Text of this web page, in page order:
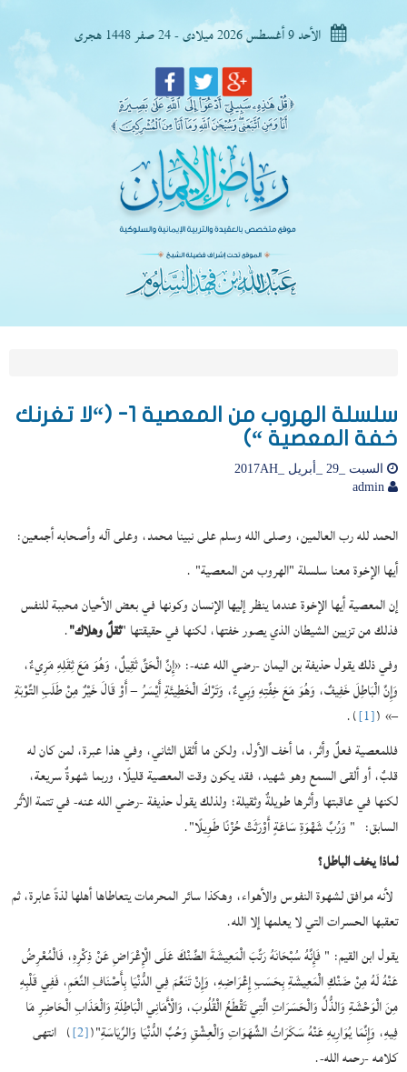
الأحد 9 أغسطس 2026 ميلادى - 24 صفر 1448 هجرى
سلسلة الهروب من المعصية 1- (“لا تغرنك
خفة المعصية “)
السبت _29 _أبريل _2017AH
الحمد لله رب العالمين، وصلى الله وسلم على نبينا محمد، وعلى آله وأصحابه أجمعين:
أيها الإخوة معنا سلسلة "الهروب من المعصية" .
إن المعصية أيها الإخوة عندما ينظر إليها الإنسان وكونها في بعض الأحيان محببة للنفس
فذلك من تزيين الشيطان الذي يصور خفتها، لكنها في حقيقتها "ثقلٌ وهلاك".
وفي ذلك يقول حذيفة بن اليمان -رضي الله عنه-: «إِنَّ الْحَقَّ ثَقِيلٌ، وَهُوَ مَعَ ثِقَلِهِ مَرِيءٌ،
وَإِنَّ الْبَاطِلَ خَفِيفٌ، وَهُوَ مَعَ خِفَّتِهِ وَبِيءٌ، وَتَرْكَ الْخَطِيئَةِ أَيْسَرُ – أَوْ قَالَ خَيْرٌ مِنْ طَلَبِ التَّوْبَةِ
–» (
[1]
).
فللمعصية فعلٌ وأثر، ما أخف الأول، ولكن ما أثقل الثاني، وفي هذا عبرة، لمن كان له
قلبٌ، أو ألقى السمع وهو شهيد، فقد يكون وقت المعصية قليلًا، وربما شهوةٌ سريعة،
لكنها في عاقبتها وأثرها طويلةٌ وثقيلة؛ ولذلك يقول حذيفة -رضي الله عنه- في تتمة الأثر
السابق: " وَرُبَّ شَهْوَةِ سَاعَةٍ أَوْرَثَتْ حُزْنًا طَوِيلًا".
لماذا يخف الباطل؟
لأنه موافق لشهوة النفوس والأهواء، وهكذا سائر المحرمات يتعاطاها أهلها لذةً عابرة، ثم
تعقبها الحسرات التي لا يعلمها إلا الله.
يقول ابن القيم: " فَإِنَّهُ سُبْحَانَهُ رَتَّبَ الْمَعِيشَةَ الضَّنْكَ عَلَى الْإِعْرَاضِ عَنْ ذِكْرِهِ، فَالْمُعْرِضُ
عَنْهُ لَهُ مِنْ ضَنْكِ الْمَعِيشَةِ بِحَسَبِ إِعْرَاضِهِ، وَإِنْ تَنَعَّمَ فِي الدُّنْيَا بِأَصْنَافِ النِّعَمِ، فَفِي قَلْبِهِ
مِنَ الْوَحْشَةِ وَالذُّلِّ وَالْحَسَرَاتِ الَّتِي تَقْطَعُ الْقُلُوبَ، وَالْأَمَانِي الْبَاطِلَةِ وَالْعَذَابِ الْحَاضِرِ مَا
فِيهِ، وَإِنَّمَا يُوَارِيهِ عَنْهُ سَكَرَاتُ الشَّهَوَاتِ وَالْعِشْقِ وَحُبِّ الدُّنْيَا وَالرِّيَاسَةِ"([2]) انتهى
كلامه -رحمه الله-.